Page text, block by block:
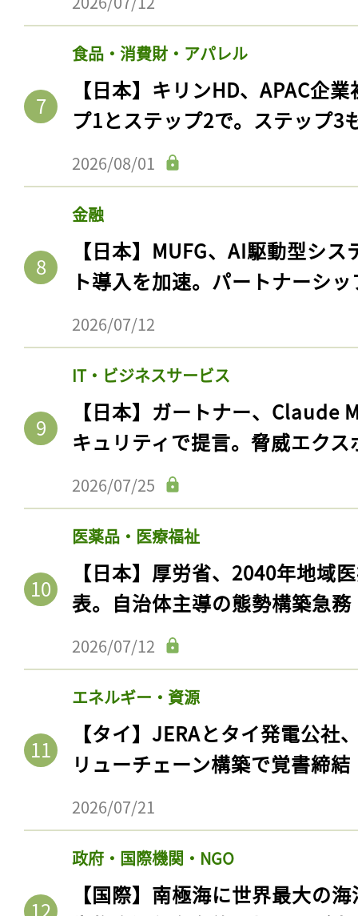
食品・消費財・アパレル
【日本】キリンHD、APAC企
プ1とステップ2で。ステップ3
2026/08/01
金融
【日本】MUFG、AI駆動型シ
ト導入を加速。パートナーシ
2026/07/12
IT・ビジネスサービス
【日本】ガートナー、Claude
キュリティで提言。脅威エク
2026/07/25
医薬品・医療福祉
【日本】厚労省、2040年地域
表。自治体主導の態勢構築急務
2026/07/12
エネルギー・資源
【タイ】JERAとタイ発電公社
リューチェーン構築で覚書締結
2026/07/21
政府・国際機関・NGO
【国際】南極海に世界最大の